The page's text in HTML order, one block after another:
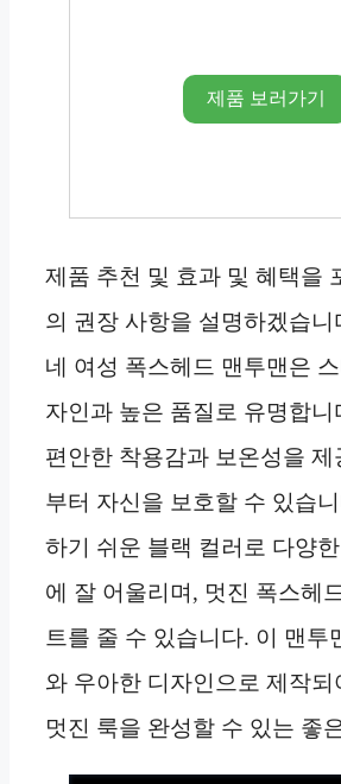
제품 보러가기
제품 추천 및 효과 및 혜택을
의 권장 사항을 설명하겠습니
네 여성 폭스헤드 맨투맨은
자인과 높은 품질로 유명합니
편안한 착용감과 보온성을 제
부터 자신을 보호할 수 있습
하기 쉬운 블랙 컬러로 다양
에 잘 어울리며, 멋진 폭스헤
트를 줄 수 있습니다. 이 맨투
와 우아한 디자인으로 제작되
멋진 룩을 완성할 수 있는 좋